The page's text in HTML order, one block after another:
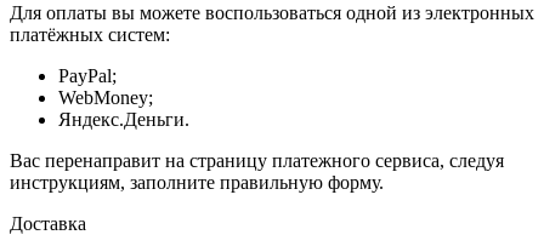
Для оплаты вы можете воспользоваться одной из электронных
платёжных систем:
PayPal;
WebMoney;
Яндекс.Деньги.
Вас перенаправит на страницу платежного сервиса, следуя
инструкциям, заполните правильную форму.
Доставка